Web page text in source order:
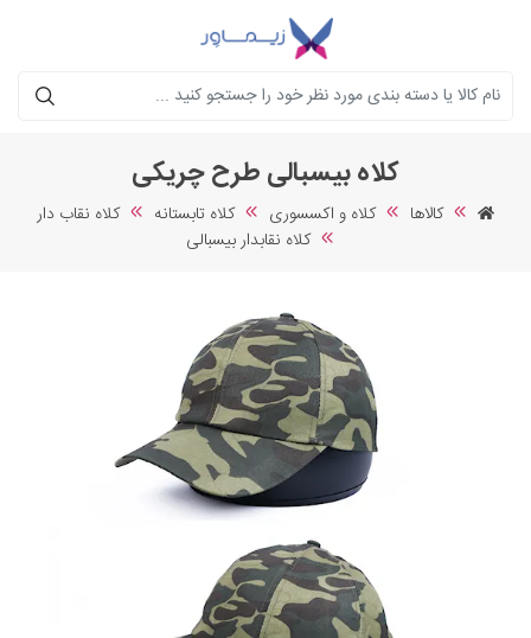
جستجو
کلاه بیسبالی طرح چریکی
کالاها کلاه و اکسسوری کلاه تابستانه
کلاه نقاب دار
کلاه نقابدار بیسبالی